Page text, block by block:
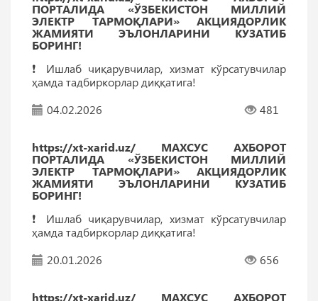
ПОРТАЛИДА «ЎЗБЕКИСТОН МИЛЛИЙ
ЭЛЕКТР ТАРМОҚЛАРИ» АКЦИЯДОРЛИК
ЖАМИЯТИ ЭЪЛОНЛАРИНИ КУЗАТИБ
БОРИНГ!
❗️ Ишлаб чиқарувчилар, хизмат кўрсатувчилар
ҳамда тадбиркорлар диққатига!
04.02.2026
481
https://xt-xarid.uz/ МАХСУС АХБОРОТ
ПОРТАЛИДА «ЎЗБЕКИСТОН МИЛЛИЙ
ЭЛЕКТР ТАРМОҚЛАРИ» АКЦИЯДОРЛИК
ЖАМИЯТИ ЭЪЛОНЛАРИНИ КУЗАТИБ
БОРИНГ!
❗️ Ишлаб чиқарувчилар, хизмат кўрсатувчилар
ҳамда тадбиркорлар диққатига!
20.01.2026
656
https://xt-xarid.uz/ МАХСУС АХБОРОТ